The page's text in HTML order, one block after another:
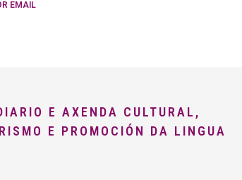
EMAIL
E AXENDA CULTURAL,
E PROMOCIÓN DA LINGUA